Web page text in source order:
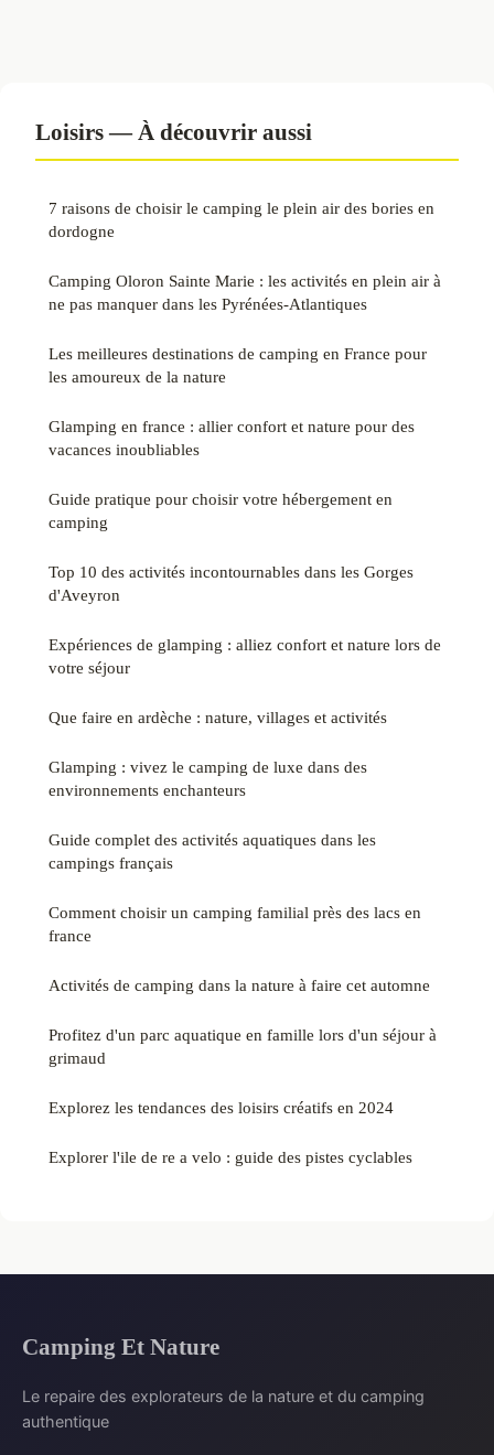
Loisirs — À découvrir aussi
7 raisons de choisir le camping le plein air des bories en
dordogne
Camping Oloron Sainte Marie : les activités en plein air à
ne pas manquer dans les Pyrénées-Atlantiques
Les meilleures destinations de camping en France pour
les amoureux de la nature
Glamping en france : allier confort et nature pour des
vacances inoubliables
Guide pratique pour choisir votre hébergement en
camping
Top 10 des activités incontournables dans les Gorges
d'Aveyron
Expériences de glamping : alliez confort et nature lors de
votre séjour
Que faire en ardèche : nature, villages et activités
Glamping : vivez le camping de luxe dans des
environnements enchanteurs
Guide complet des activités aquatiques dans les
campings français
Comment choisir un camping familial près des lacs en
france
Activités de camping dans la nature à faire cet automne
Profitez d'un parc aquatique en famille lors d'un séjour à
grimaud
Explorez les tendances des loisirs créatifs en 2024
Explorer l'ile de re a velo : guide des pistes cyclables
Camping Et Nature
Le repaire des explorateurs de la nature et du camping
authentique